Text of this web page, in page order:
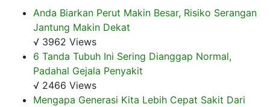
Anda Biarkan Perut Makin Besar, Risiko Serangan
Jantung Makin Dekat
√ 3962 Views
6 Tanda Tubuh Ini Sering Dianggap Normal,
Padahal Gejala Penyakit
√ 2466 Views
Mengapa Generasi Kita Lebih Cepat Sakit Dari